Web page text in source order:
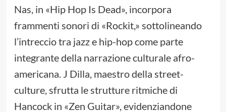
Nas, in «Hip Hop Is Dead», incorpora
frammenti sonori di «Rockit,» sottolineando
l’intreccio tra jazz e hip-hop come parte
integrante della narrazione culturale afro-
americana. J Dilla, maestro della street-
culture, sfrutta le strutture ritmiche di
Hancock in «Zen Guitar», evidenziandone